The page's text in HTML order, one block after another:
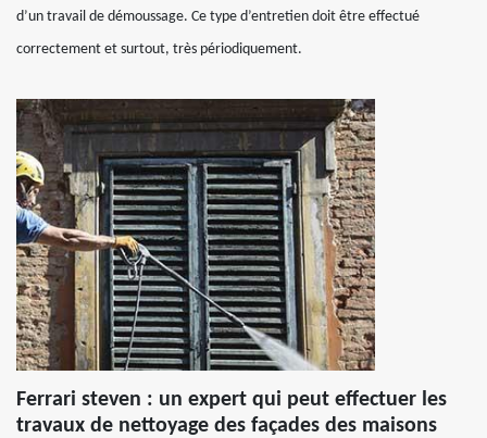
d’un travail de démoussage. Ce type d’entretien doit être effectué
correctement et surtout, très périodiquement.
Ferrari steven : un expert qui peut effectuer les
travaux de nettoyage des façades des maisons